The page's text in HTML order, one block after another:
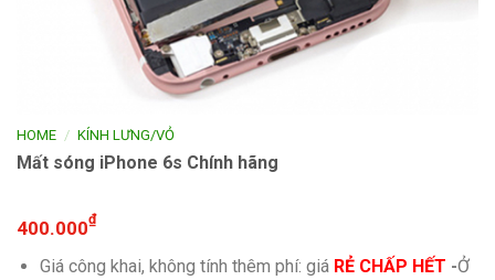
HOME / KÍNH LƯNG/VỎ
Mất sóng iPhone 6s Chính hãng
400.000₫
Giá công khai, không tính thêm phí: giá RẺ CHẤP HẾT -Ở